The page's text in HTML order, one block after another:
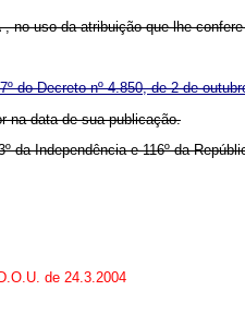
, no uso da atribuição que lhe
do Decreto nº 4.850, de 2 de
na data de sua publicação.
da Independência e 116º da
de 24.3.2004